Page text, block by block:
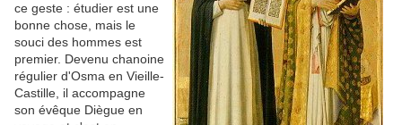
ce geste : étudier est une
bonne chose, mais le
souci des hommes est
premier. Devenu chanoine
régulier d'Osma en Vieille-
Castille, il accompagne
son évêque Diègue en